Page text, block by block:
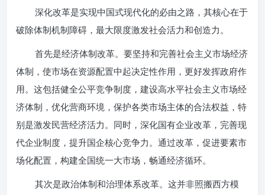
深化改革是实现中国式现代化的必由之路，其核心在于
破除体制机制障碍，最大限度激发社会活力和创造力。
首先是经济体制改革。要坚持和完善社会主义市场经济
体制，使市场在资源配置中起决定性作用，更好发挥政府作
用。这包括健全公平竞争制度，建设高水平社会主义市场经
济体制，优化营商环境，保护各类市场主体的合法权益，特
别是激发民营经济活力。同时，深化国有企业改革，完善现
代企业制度，提升国企核心竞争力。通过改革，促进要素市
场化配置，构建全国统一大市场，畅通经济循环。
其次是政治体制和治理体系改革。这并非照搬西方模